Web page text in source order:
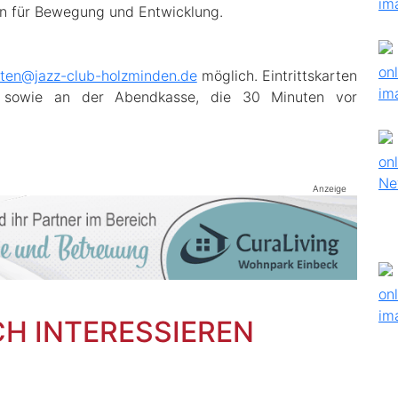
für Bewegung und Entwicklung.
club-holzminden.demöglich. Eintrittskarten
an der Abendkasse, die 30 Minuten vor
Anzeige
INTERESSIEREN